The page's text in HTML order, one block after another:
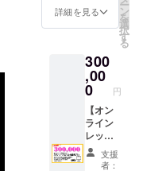
社から
を頂き
ます) ※
近畿２
府４県
限定と
させて
頂きま
す。 ※
原則
メール
をお送
りさせ
ます。
※必ず備
考欄に
ご希望
の個人
名・団
体名を
ご記入
くださ
す。 ①
当社HP
にてプ
クト協
賛企業
として
企業名
を小さ
く掲載
させて
頂きま
す。
詳細を見る ー
ン
を
選
択
す
る
300
,00
0 円
【オン
ライン
レッス
ン普及
させよ
支援
者：